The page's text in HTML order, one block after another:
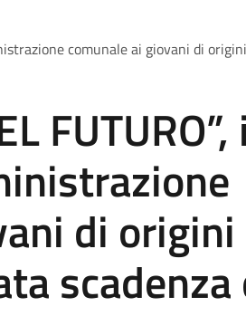
comunale ai giovani di
FUTURO”,
di origini